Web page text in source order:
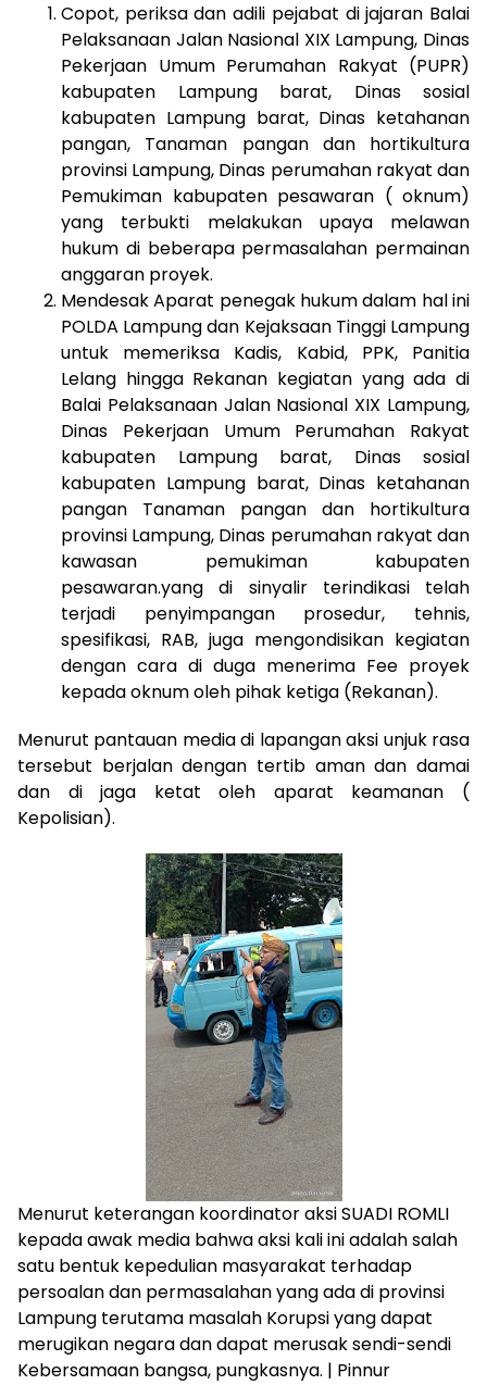
Copot, periksa dan adili pejabat di jajaran Balai
Pelaksanaan Jalan Nasional XIX Lampung, Dinas
Pekerjaan Umum Perumahan Rakyat (PUPR)
kabupaten Lampung barat, Dinas sosial
kabupaten Lampung barat, Dinas ketahanan
pangan, Tanaman pangan dan hortikultura
provinsi Lampung, Dinas perumahan rakyat dan
Pemukiman kabupaten pesawaran ( oknum)
yang terbukti melakukan upaya melawan
hukum di beberapa permasalahan permainan
anggaran proyek.
Mendesak Aparat penegak hukum dalam hal ini
POLDA Lampung dan Kejaksaan Tinggi Lampung
untuk memeriksa Kadis, Kabid, PPK, Panitia
Lelang hingga Rekanan kegiatan yang ada di
Balai Pelaksanaan Jalan Nasional XIX Lampung,
Dinas Pekerjaan Umum Perumahan Rakyat
kabupaten Lampung barat, Dinas sosial
kabupaten Lampung barat, Dinas ketahanan
pangan Tanaman pangan dan hortikultura
provinsi Lampung, Dinas perumahan rakyat dan
kawasan pemukiman kabupaten
pesawaran.yang di sinyalir terindikasi telah
terjadi penyimpangan prosedur, tehnis,
spesifikasi, RAB, juga mengondisikan kegiatan
dengan cara di duga menerima Fee proyek
kepada oknum oleh pihak ketiga (Rekanan).
Menurut pantauan media di lapangan aksi unjuk rasa
tersebut berjalan dengan tertib aman dan damai
dan di jaga ketat oleh aparat keamanan (
Kepolisian).
Menurut keterangan koordinator aksi SUADI ROMLI
kepada awak media bahwa aksi kali ini adalah salah
satu bentuk kepedulian masyarakat terhadap
persoalan dan permasalahan yang ada di provinsi
Lampung terutama masalah Korupsi yang dapat
merugikan negara dan dapat merusak sendi-sendi
Kebersamaan bangsa, pungkasnya. | Pinnur